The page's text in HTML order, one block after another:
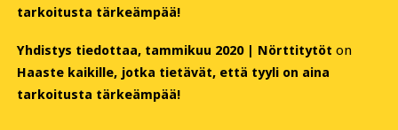
tarkoitusta tärkeämpää!
Yhdistys tiedottaa, tammikuu 2020 | Nörttitytöt on
Haaste kaikille, jotka tietävät, että tyyli on aina
tarkoitusta tärkeämpää!